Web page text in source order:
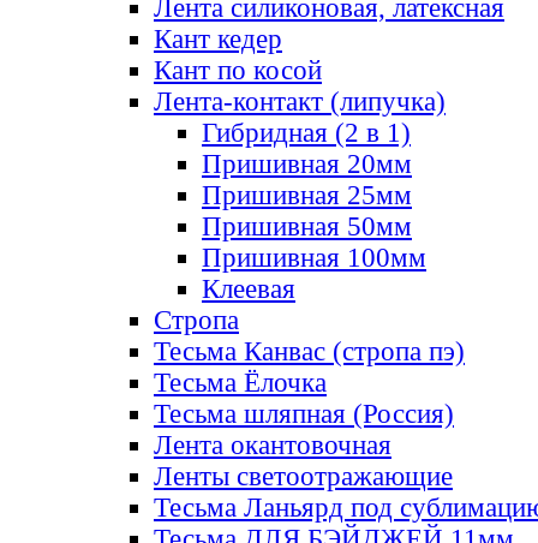
Лента силиконовая, латексная
Кант кедер
Кант по косой
Лента-контакт (липучка)
Гибридная (2 в 1)
Пришивная 20мм
Пришивная 25мм
Пришивная 50мм
Пришивная 100мм
Клеевая
Стропа
Тесьма Канвас (стропа пэ)
Тесьма Ёлочка
Тесьма шляпная (Россия)
Лента окантовочная
Ленты светоотражающие
Тесьма Ланьярд под